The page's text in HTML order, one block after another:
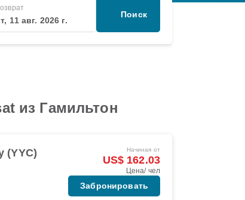
11 авг. 2026 г.
Поиск
из Гамильтон
(YYC) Начиная от
US$ 162.03
Цена/ чел
Забронировать